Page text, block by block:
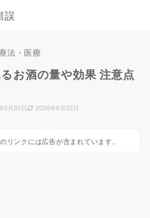
誤
法・医療
お酒の量や効果 注意点
5月30日 2026年6月22日
リンクには広告が含まれています。